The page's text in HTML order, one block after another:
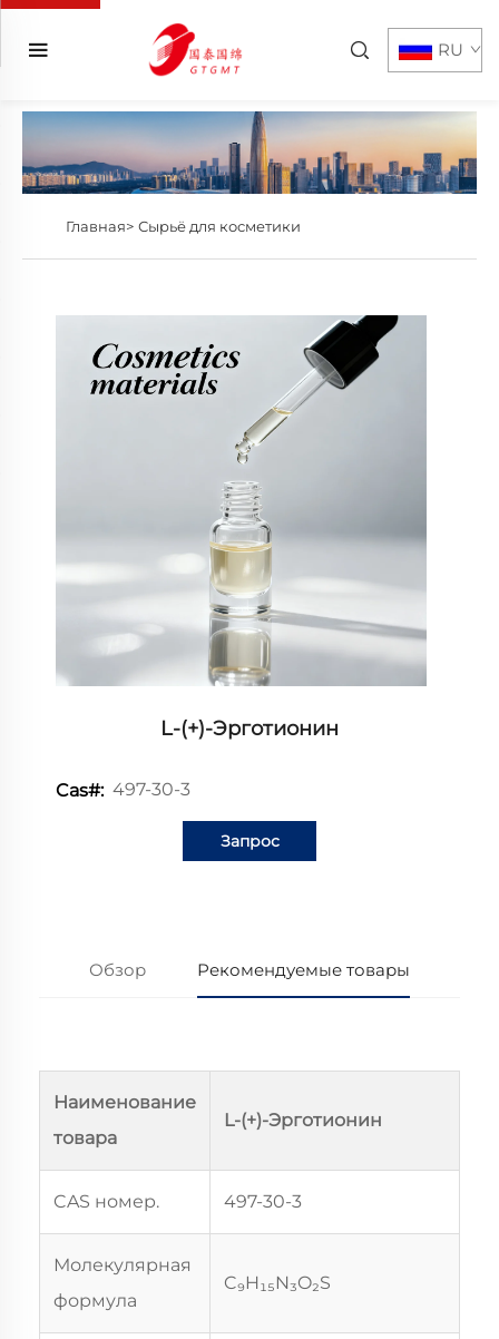
RU
Главная> Сырьё для косметики
L-(+)-Эрготионин
Cas#: 497-30-3
Запрос
Обзор Рекомендуемые товары
Наименование
товара
L-(+)-Эрготионин
CAS номер. 497-30-3
Молекулярная
формула
C₉H₁₅N₃O₂S